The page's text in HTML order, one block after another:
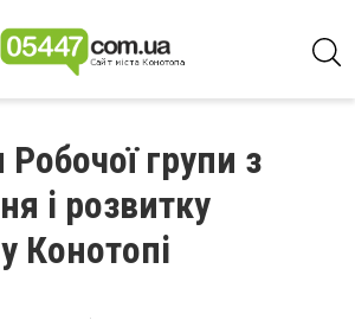
групи з
і розвитку
Конотопі